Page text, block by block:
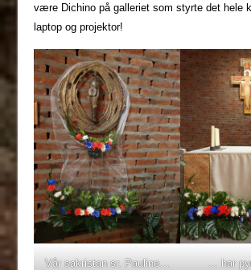
være Dichino på galleriet som styrte det hele
laptop og projektor!
Vår sakristan sr. Pauline…
… har